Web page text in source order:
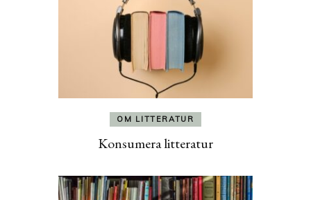
OM LITTERATUR
Konsumera litteratur